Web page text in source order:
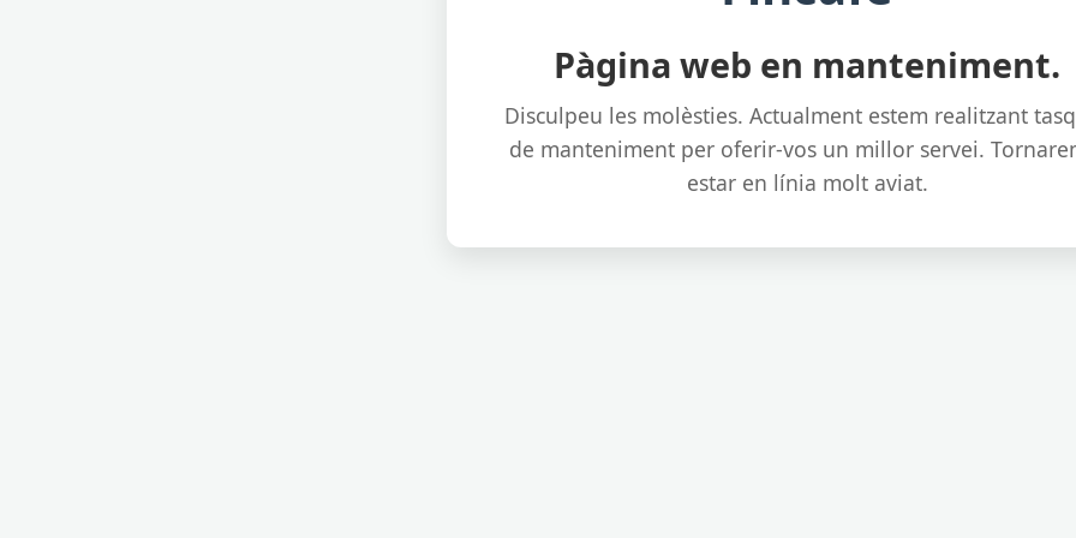
Pàgina web en manteniment.
Disculpeu les molèsties. Actualment estem realitzant
de manteniment per oferir-vos un millor servei.
estar en línia molt aviat.